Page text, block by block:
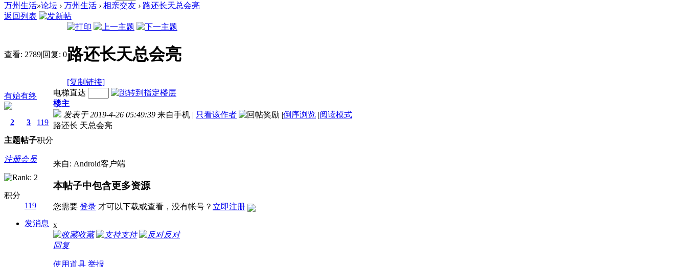
万州生活»论坛 › 万州生活 › 相亲交友 › 路还长天总会亮
返回列表
查看: 2789|回复: 0路还长天总会亮
[复制链接]
有始有终
2
主题
3
帖子
119
积分
注册会员
积分
119
发消息
电梯直达
楼主
发表于 2019-4-26 05:49:39 来自手机 | 只看该作者 |倒序浏览 |阅读模式
路还长 天总会亮
来自: Android客户端
本帖子中包含更多资源
您需要 登录 才可以下载或查看，没有帐号？ 立即注册
x
收藏
支持
反对
回复
使用道具 举报